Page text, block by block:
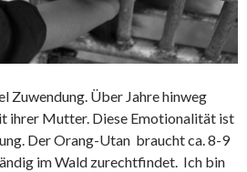
Zuwendung. Über Jahre hinweg
ihrer Mutter. Diese Emotionalität ist
Der Orang-Utan braucht ca. 8-9
im Wald zurechtfindet. Ich bin